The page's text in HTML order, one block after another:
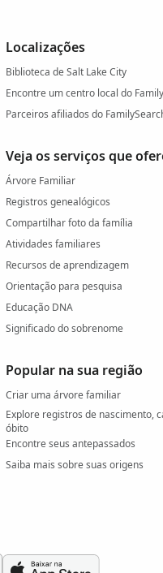
Localizações
Biblioteca de Salt Lake City
Encontre um centro local do
Parceiros afiliados do
Veja os serviços que
Árvore Familiar
Registros genealógicos
Compartilhar foto da família
Atividades familiares
Recursos de aprendizagem
Orientação para pesquisa
Educação DNA
Significado do sobrenome
Popular na sua região
Criar uma árvore familiar
Explore registros de nascimento,
óbito
Encontre seus antepassados
Saiba mais sobre suas origens